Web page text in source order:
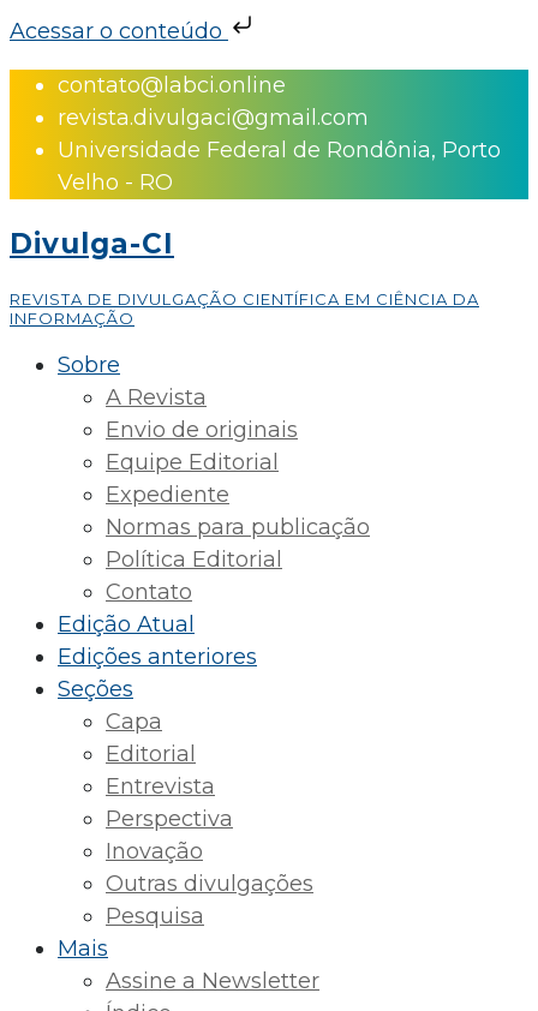
Acessar o conteúdo
Skip
content
contato@labci.online
revista.divulgaci@gmail.com
Universidade Federal de Rondônia, Porto
Velho - RO
Divulga-CI
REVISTA DE DIVULGAÇÃO CIENTÍFICA EM CIÊNCIA DA
INFORMAÇÃO
Sobre
A Revista
Envio de originais
Equipe Editorial
Expediente
Normas para publicação
Política Editorial
Contato
Edição Atual
Edições anteriores
Seções
Capa
Editorial
Entrevista
Perspectiva
Inovação
Outras divulgações
Pesquisa
Mais
Assine a Newsletter